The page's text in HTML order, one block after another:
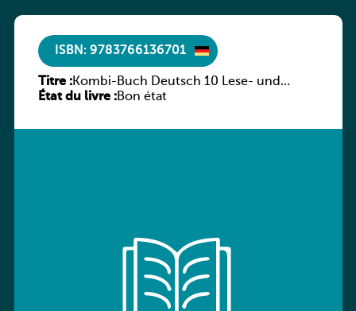
ISBN: 9783766136701
Titre :Kombi-Buch Deutsch 10 Lese- und
Sprachbuch
État du livre :Bon état